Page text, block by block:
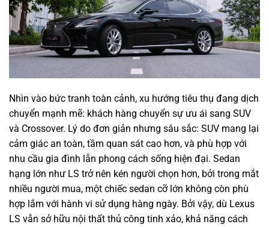
Nhìn vào bức tranh toàn cảnh, xu hướng tiêu thụ đang dịch
chuyển mạnh mẽ: khách hàng chuyển sự ưu ái sang SUV
và Crossover. Lý do đơn giản nhưng sâu sắc: SUV mang lại
cảm giác an toàn, tầm quan sát cao hơn, và phù hợp với
nhu cầu gia đình lẫn phong cách sống hiện đại. Sedan
hạng lớn như LS trở nên kén người chọn hơn, bởi trong mắt
nhiều người mua, một chiếc sedan cỡ lớn không còn phù
hợp lắm với hành vi sử dụng hàng ngày. Bởi vậy, dù Lexus
LS vẫn sở hữu nội thất thủ công tinh xảo, khả năng cách